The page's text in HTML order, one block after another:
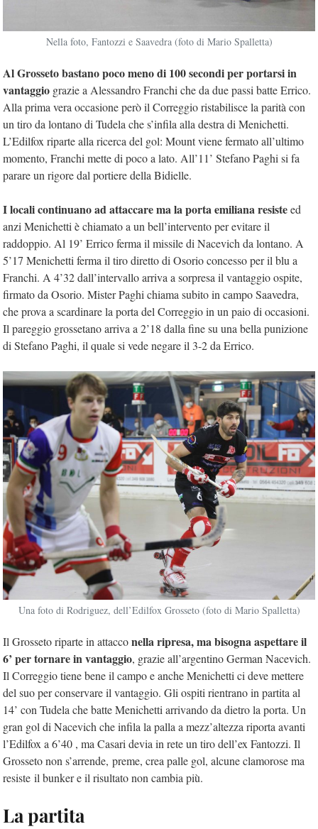
Nella foto, Fantozzi e Saavedra (foto di Mario Spalletta)
Al Grosseto bastano poco meno di 100 secondi per portarsi in
vantaggio grazie a Alessandro Franchi che da due passi batte Errico.
Alla prima vera occasione però il Correggio ristabilisce la parità con
un tiro da lontano di Tudela che s’infila alla destra di Menichetti.
L’Edilfox riparte alla ricerca del gol: Mount viene fermato all’ultimo
momento, Franchi mette di poco a lato. All’11’ Stefano Paghi si fa
parare un rigore dal portiere della Bidielle.
I locali continuano ad attaccare ma la porta emiliana resisteed
anzi Menichetti è chiamato a un bell’intervento per evitare il
raddoppio. Al 19’ Errico ferma il missile di Nacevich da lontano. A
5’17 Menichetti ferma il tiro diretto di Osorio concesso per il blu a
Franchi. A 4’32 dall’intervallo arriva a sorpresa il vantaggio ospite,
firmato da Osorio. Mister Paghi chiama subito in campo Saavedra,
che prova a scardinare la porta del Correggio in un paio di occasioni.
Il pareggio grossetano arriva a 2’18 dalla fine su una bella punizione
di Stefano Paghi, il quale si vede negare il 3-2 da Errico.
Una foto di Rodriguez, dell’Edilfox Grosseto (foto di Mario Spalletta)
Il Grosseto riparte in attacconella ripresa, ma bisogna aspettare il
6’ per tornare in vantaggio, grazie all’argentino German Nacevich.
Il Correggio tiene bene il campo e anche Menichetti ci deve mettere
del suo per conservare il vantaggio. Gli ospiti rientrano in partita al
14’ con Tudela che batte Menichetti arrivando da dietro la porta. Un
gran gol di Nacevich che infila la palla a mezz’altezza riporta avanti
l’Edilfox a 6’40 , ma Casari devia in rete un tiro dell’ex Fantozzi. Il
Grosseto non s’arrende, preme, crea palle gol, alcune clamorose ma
resiste il bunker e il risultato non cambia più.
La partita